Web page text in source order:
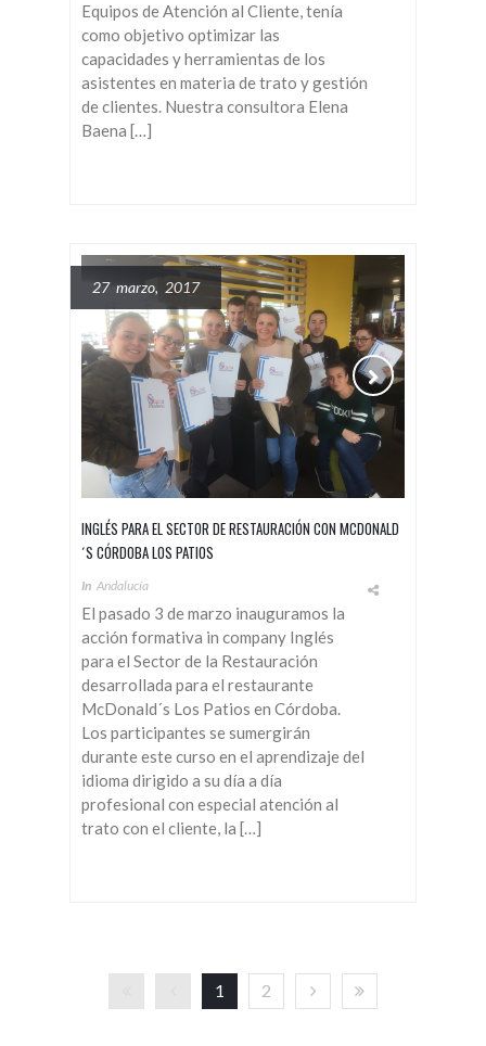
Equipos de Atención al Cliente, tenía
como objetivo optimizar las
capacidades y herramientas de los
asistentes en materia de trato y gestión
de clientes. Nuestra consultora Elena
Baena […]
27 marzo, 2017
INGLÉS PARA EL SECTOR DE RESTAURACIÓN CON MCDONALD
´S CÓRDOBA LOS PATIOS
In Andalucía
El pasado 3 de marzo inauguramos la
acción formativa in company Inglés
para el Sector de la Restauración
desarrollada para el restaurante
McDonald´s Los Patios en Córdoba.
Los participantes se sumergirán
durante este curso en el aprendizaje del
idioma dirigido a su día a día
profesional con especial atención al
trato con el cliente, la […]
1 2